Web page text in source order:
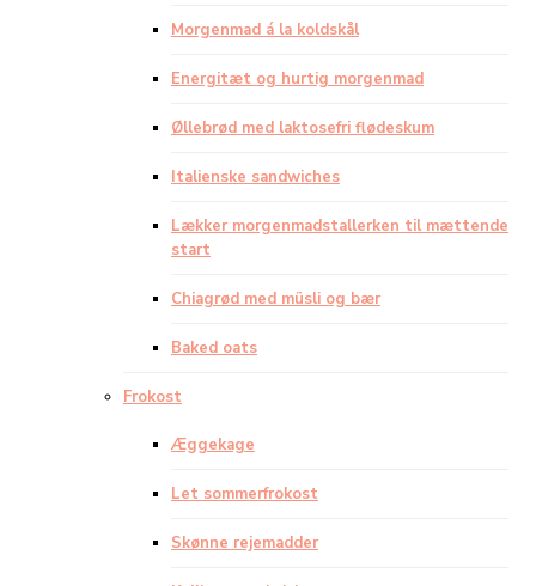
Morgenmad á la koldskål
Energitæt og hurtig morgenmad
Øllebrød med laktosefri flødeskum
Italienske sandwiches
Lækker morgenmadstallerken til mættende
start
Chiagrød med müsli og bær
Baked oats
Frokost
Æggekage
Let sommerfrokost
Skønne rejemadder